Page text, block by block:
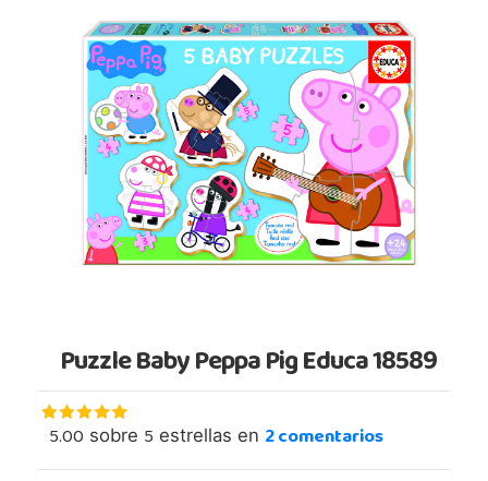
Puzzle Baby Peppa Pig Educa 18589
5.00 sobre 5 estrellas en 2comentarios